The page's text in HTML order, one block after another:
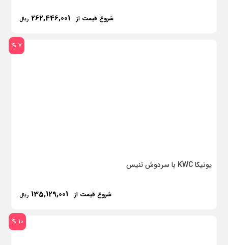
شروع قیمت از 262,446,001 ریال
7 %
یونیکا KWC با سردوش تنیس
شروع قیمت از 135,129,001 ریال
10 %